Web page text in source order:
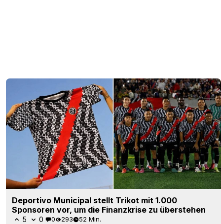
Deportivo Municipal stellt Trikot mit 1.000
Sponsoren vor, um die Finanzkrise zu überstehen
5 0 0 293 52 Min.